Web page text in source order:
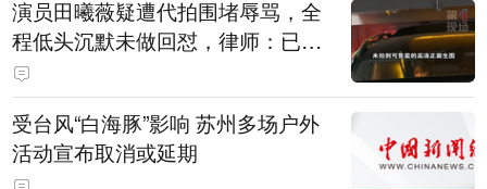
演员田曦薇疑遭代拍围堵辱骂，全
程低头沉默未做回怼，律师：已超
出公众人物应容忍的合理界限
受台风“白海豚”影响 苏州多场户外
活动宣布取消或延期